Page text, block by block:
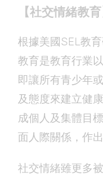
【社交情緒教育
根據美國SEL教
教育是教育行業
即讓所有青少年
及態度來建立健
成個人及集體目
面人際關係，作
社交情緒雖更多